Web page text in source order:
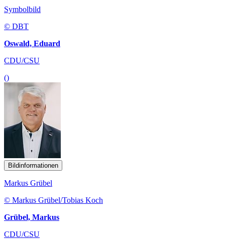
Symbolbild
© DBT
Oswald, Eduard
CDU/CSU
()
Bildinformationen
Markus Grübel
© Markus Grübel/Tobias Koch
Grübel, Markus
CDU/CSU